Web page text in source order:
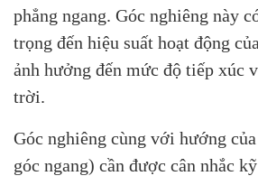
phẳng ngang. Góc nghiêng này
trọng đến hiệu suất hoạt động
ảnh hưởng đến mức độ tiếp xúc
trời.
Góc nghiêng cùng với hướng
góc ngang) cần được cân nhắc